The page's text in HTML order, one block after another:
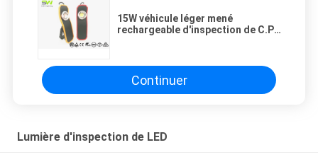
15W véhicule léger mené
rechargeable d'inspection de C.P.
Continuer
Lumière d'inspection de LED